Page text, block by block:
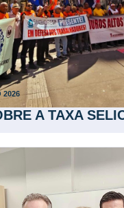
2026
A TAXA